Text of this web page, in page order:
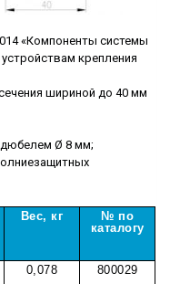
«Компоненты системы
крепления
шириной до 40 мм
дюбелем Ø 8 мм;
Вес, кг
№ по
каталогу
0,078 800029